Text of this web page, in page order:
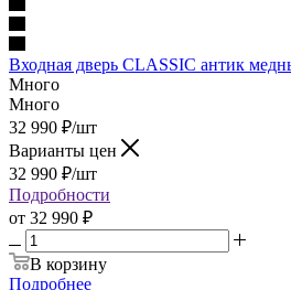
Входная дверь CLASSIC антик
Много
Много
32 990 ₽/шт
Варианты цен
32 990 ₽/шт
Подробности
от 32 990 ₽
В корзину
Подробнее